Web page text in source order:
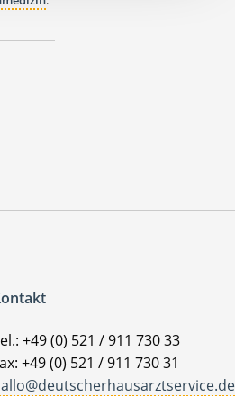
+49 (0) 521 / 911 730 33
+49 (0) 521 / 911 730 31